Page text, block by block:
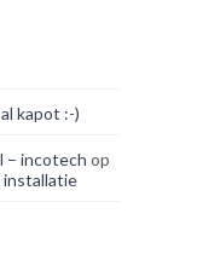
kapot :-)
– incotech op